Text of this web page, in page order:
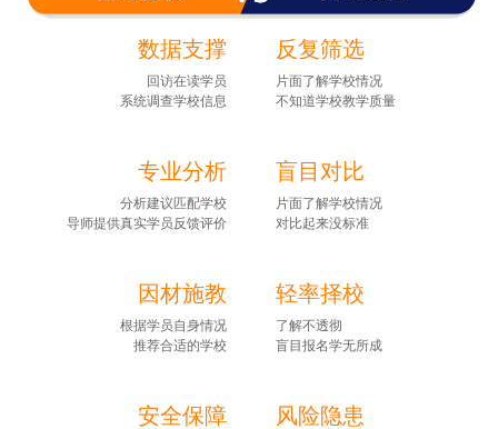
数据支撑
回访在读学员
系统调查学校信息
反复筛选
片面了解学校情况
不知道学校教学质量
专业分析
分析建议匹配学校
导师提供真实学员反馈评价
盲目对比
片面了解学校情况
对比起来没标准
因材施教
根据学员自身情况
推荐合适的学校
轻率择校
了解不透彻
盲目报名学无所成
安全保障 风险隐患